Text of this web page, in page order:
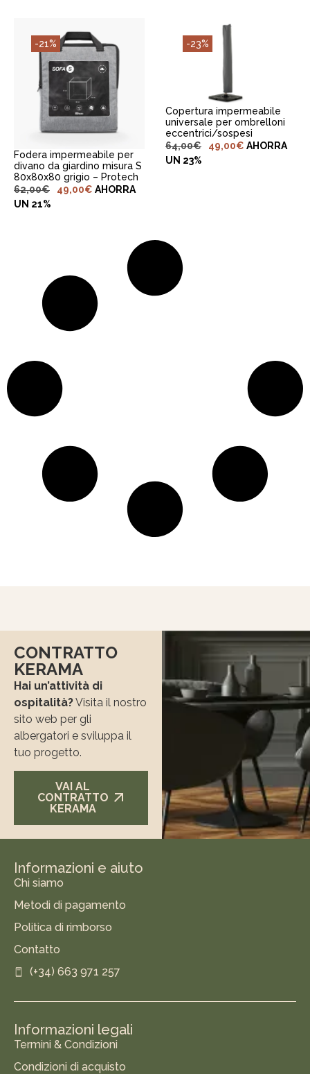
-21%
AGGIUNGI AL
CARRELLO
Fodera impermeabile per
divano da giardino misura S
80x80x80 grigio – Protech
62,00€ 49,00€ AHORRA
UN 21%
-23%
AGGIUNGI AL
CARRELLO
Copertura impermeabile
universale per ombrelloni
eccentrici/sospesi
64,00€ 49,00€ AHORRA
UN 23%
CONTRATTO
KERAMA
Hai un’attività di
ospitalità?Visita il nostro
sito web per gli
albergatori e sviluppa il
tuo progetto.
VAI AL
CONTRATTO
KERAMA
Informazioni e aiuto
Chi siamo
Metodi di pagamento
Politica di rimborso
Contatto
(+34) 663 971 257
Informazioni legali
Termini & Condizioni
Condizioni di acquisto